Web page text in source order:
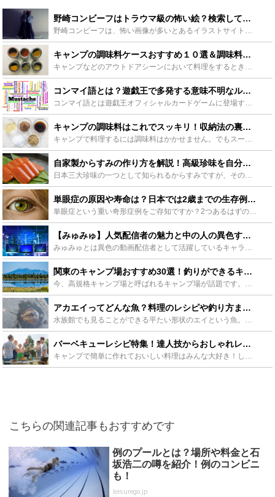
野崎コンビーフはトラウマ級の怖い絵？検索してはいけない理由 - Leisurego(レジャーゴー)
キャンプの調味料ケースおすすめ１０選＆調味料の正しい持ち運びの注意点をチェックしよう！ - Leisurego(レジャーゴー)
コンマイ語とは？遊戯王で多発する意味不明なルールについて徹底紹介 - Leisurego(レジャーゴー)
キャンプの調味料はこれでスッキリ！収納法の裏ワザや小分けに便利なアイテムをご紹介！ - Leisurego(レジャーゴー)
自家製からすみの作り方を解説！高級珍味を自分で作って酒の肴に！ - Leisurego(レジャーゴー)
単眼症の原因や寿命は？日本では2歳までの生存例も！動物の事例も紹介 - Leisurego(レジャーゴー)
【みゅみゅ】人気配信者の魅力と中の人の異色すぎる経歴を徹底解説！ - Leisurego(レジャーゴー)
関東のキャンプ場おすすめ30選！釣りができるキャンプ場もご紹介 - Leisurego(レジャーゴー)
アカエイってどんな魚？料理のレシピや釣り方までご紹介！ - Leisurego(レジャーゴー)
バーベキューレシピ特集！達人技からおしゃれレシピまで厳選37選！ - Leisurego(レジャーゴー)
こちらの関連記事もおすすめです
例のプールとは？場所や料金と石
坂浩二の噂を紹介！例のコンビニ
も！
leisurego.jp